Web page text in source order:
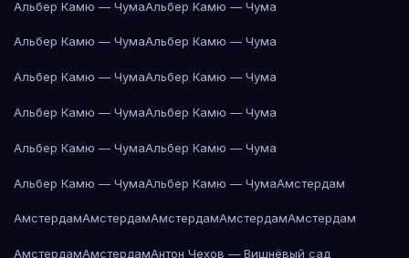
Альбер Камю — ЧумаАльбер Камю — Чума
Альбер Камю — ЧумаАльбер Камю — Чума
Альбер Камю — ЧумаАльбер Камю — Чума
Альбер Камю — ЧумаАльбер Камю — Чума
Альбер Камю — ЧумаАльбер Камю — Чума
Альбер Камю — ЧумаАльбер Камю — ЧумаАмстердам
АмстердамАмстердамАмстердамАмстердамАмстердам
АмстердамАмстердамАнтон Чехов — Вишнёвый сад